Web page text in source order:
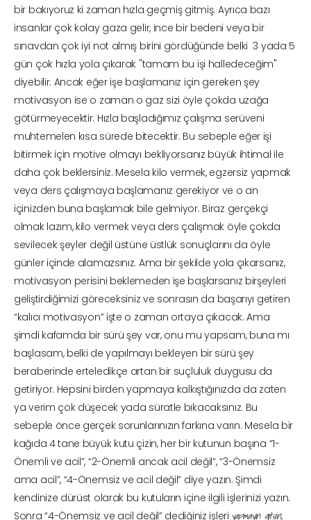
bir bakıyoruz ki zaman hızla geçmiş gitmiş. Ayrıca bazı
insanlar çok kolay gaza gelir, ince bir bedeni veya bir
sınavdan çok iyi not almış birini gördüğünde belki 3 yada 5
gün çok hızla yola çıkarak "tamam bu işi halledeceğim"
diyebilir. Ancak eğer işe başlamanız için gereken şey
motivasyon ise o zaman o gaz sizi öyle çokda uzağa
götürmeyecektir. Hızla başladığımız çalışma serüveni
muhtemelen kısa sürede bitecektir. Bu sebeple eğer işi
bitirmek için motive olmayı bekliyorsanız büyük ihtimal ile
daha çok beklersiniz. Mesela kilo vermek, egzersiz yapmak
veya ders çalışmaya başlamanız gerekiyor ve o an
içinizden buna başlamak bile gelmiyor. Biraz gerçekçi
olmak lazım, kilo vermek veya ders çalışmak öyle çokda
sevilecek şeyler değil üstüne üstlük sonuçlarını da öyle
günler içinde alamazsınız. Ama bir şekilde yola çıkarsanız,
motivasyon perisini beklemeden işe başlarsanız birşeyleri
geliştirdiğimizi göreceksiniz ve sonrasın da başarıyı getiren
“kalıcı motivasyon” işte o zaman ortaya çıkacak. Ama
şimdi kafamda bir sürü şey var, onu mu yapsam, buna mı
başlasam, belki de yapılmayı bekleyen bir sürü şey
beraberinde erteledikçe artan bir suçluluk duygusu da
getiriyor. Hepsini birden yapmaya kalkıştığınızda da zaten
ya verim çok düşecek yada süratle bıkacaksınız. Bu
sebeple önce gerçek sorunlarınızın farkına varın. Mesela bir
kağıda 4 tane büyük kutu çizin, her bir kutunun başına “1-
Önemli ve acil”, “2-Önemli ancak acil değil”, “3-Önemsiz
ama acil”, “4-Önemsiz ve acil değil” diye yazın. Şimdi
kendinize dürüst olarak bu kutuların içine ilgili işlerinizi yazın.
Sonra “4-Önemsiz ve acil değil” dediğiniz işleri yapmayın gitsin,